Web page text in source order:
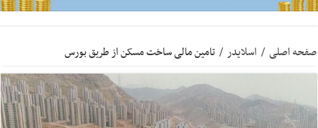
صفحه اصلی / اسلایدر / تامین مالی ساخت مسکن از طریق بورس